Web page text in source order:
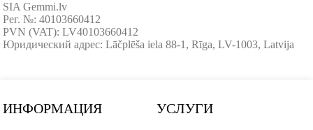
SIA Gemmi.lv
Рег. №: 40103660412
PVN (VAT): LV40103660412
Юридический адрес: Lāčplēša iela 88-1, Rīga, LV-1003, Latvija
ИНФОРМАЦИЯ УСЛУГИ